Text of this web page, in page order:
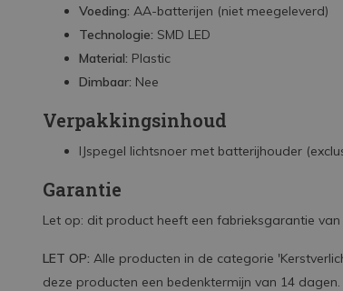
Voeding: AA-batterijen (niet meegeleverd)
Technologie: SMD LED
Material: Plastic
Dimbaar: Nee
Verpakkingsinhoud
IJspegel lichtsnoer met batterijhouder
Garantie
Let op: dit product heeft een fabrieksgarantie
LET OP: Alle producten in de categorie
deze producten een bedenktermijn van 14 dagen.